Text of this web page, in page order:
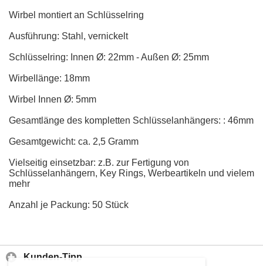
Wirbel montiert an Schlüsselring
Ausführung: Stahl, vernickelt
Schlüsselring: Innen Ø: 22mm - Außen Ø: 25mm
Wirbellänge: 18mm
Wirbel Innen Ø: 5mm
Gesamtlänge des kompletten Schlüsselanhängers: : 46mm
Gesamtgewicht: ca. 2,5 Gramm
Vielseitig einsetzbar: z.B. zur Fertigung von
Schlüsselanhängern, Key Rings, Werbeartikeln und vielem
mehr
Anzahl je Packung: 50 Stück
Kunden-Tipp